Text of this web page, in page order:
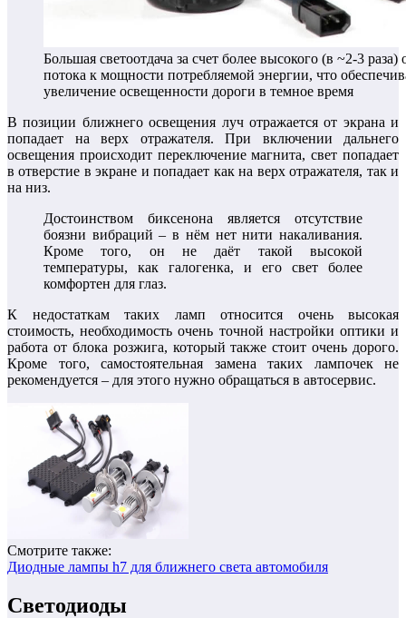
Большая светоотдача за счет более высокого (в ~2-3
потока к мощности потребляемой энергии, что
увеличение освещенности дороги в темное время
В позиции ближнего освещения луч отражается от экрана и
попадает на верх отражателя. При включении дальнего
освещения происходит переключение магнита, свет попадает
в отверстие в экране и попадает как на верх отражателя, так и
на низ.
Достоинством биксенона является отсутствие
боязни вибраций – в нём нет нити накаливания.
Кроме того, он не даёт такой высокой
температуры, как галогенка, и его свет более
комфортен для глаз.
К недостаткам таких ламп относится очень высокая
стоимость, необходимость очень точной настройки оптики и
работа от блока розжига, который также стоит очень дорого.
Кроме того, самостоятельная замена таких лампочек не
рекомендуется – для этого нужно обращаться в автосервис.
Смотрите также:
Диодные лампы h7 для ближнего света автомобиля
Светодиоды